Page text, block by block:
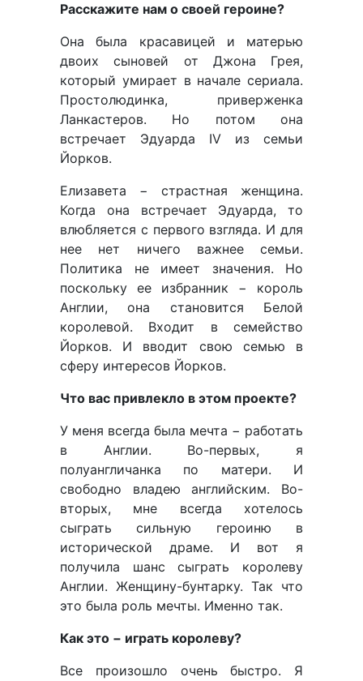
Расскажите нам о своей героине?
Она была красавицей и матерью
двоих сыновей от Джона Грея,
который умирает в начале сериала.
Простолюдинка, приверженка
Ланкастеров. Но потом она
встречает Эдуарда IV из семьи
Йорков.
Елизавета − страстная женщина.
Когда она встречает Эдуарда, то
влюбляется с первого взгляда. И для
нее нет ничего важнее семьи.
Политика не имеет значения. Но
поскольку ее избранник − король
Англии, она становится Белой
королевой. Входит в семейство
Йорков. И вводит свою семью в
сферу интересов Йорков.
Что вас привлекло в этом проекте?
У меня всегда была мечта − работать
в Англии. Во-первых, я
полуангличанка по матери. И
свободно владею английским. Во-
вторых, мне всегда хотелось
сыграть сильную героиню в
исторической драме. И вот я
получила шанс сыграть королеву
Англии. Женщину-бунтарку. Так что
это была роль мечты. Именно так.
Как это − играть королеву?
Все произошло очень быстро. Я